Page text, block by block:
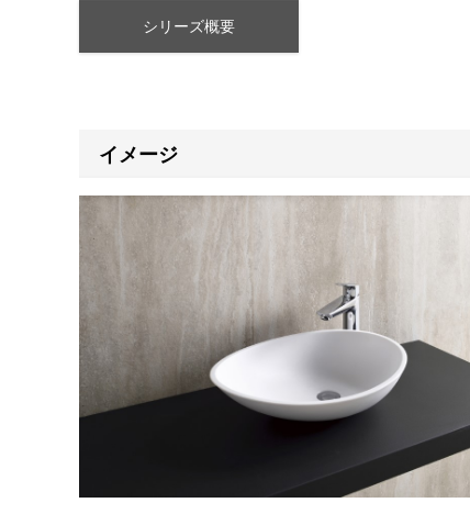
シリーズ概要
イメージ